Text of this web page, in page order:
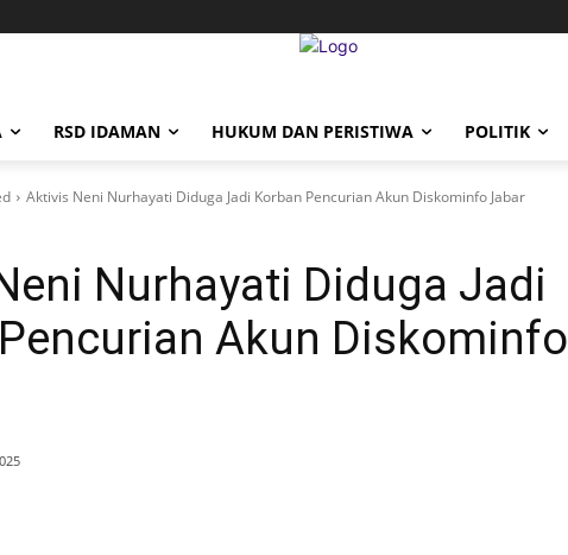
RSD IDAMAN HUKUM DAN PERISTIWA POLITIK
Aktivis Neni Nurhayati Diduga Jadi Korban Pencurian Akun Diskominfo Jabar
Nurhayati Diduga Jadi
Akun Diskominfo